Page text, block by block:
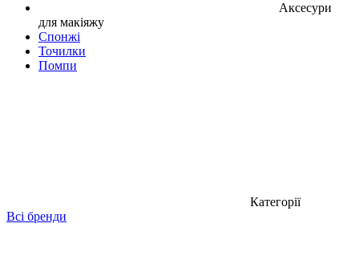
Аксесури
для макіяжу
Спонжі
Точилки
Помпи
Категорії
Всі бренди